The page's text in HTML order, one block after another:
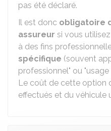
pas été déclaré.
Il est donc obligatoire
assureur si vous
à des fins
spécifique (souvent
professionnel" ou
Le coût de cette option
effectués et du véhicule